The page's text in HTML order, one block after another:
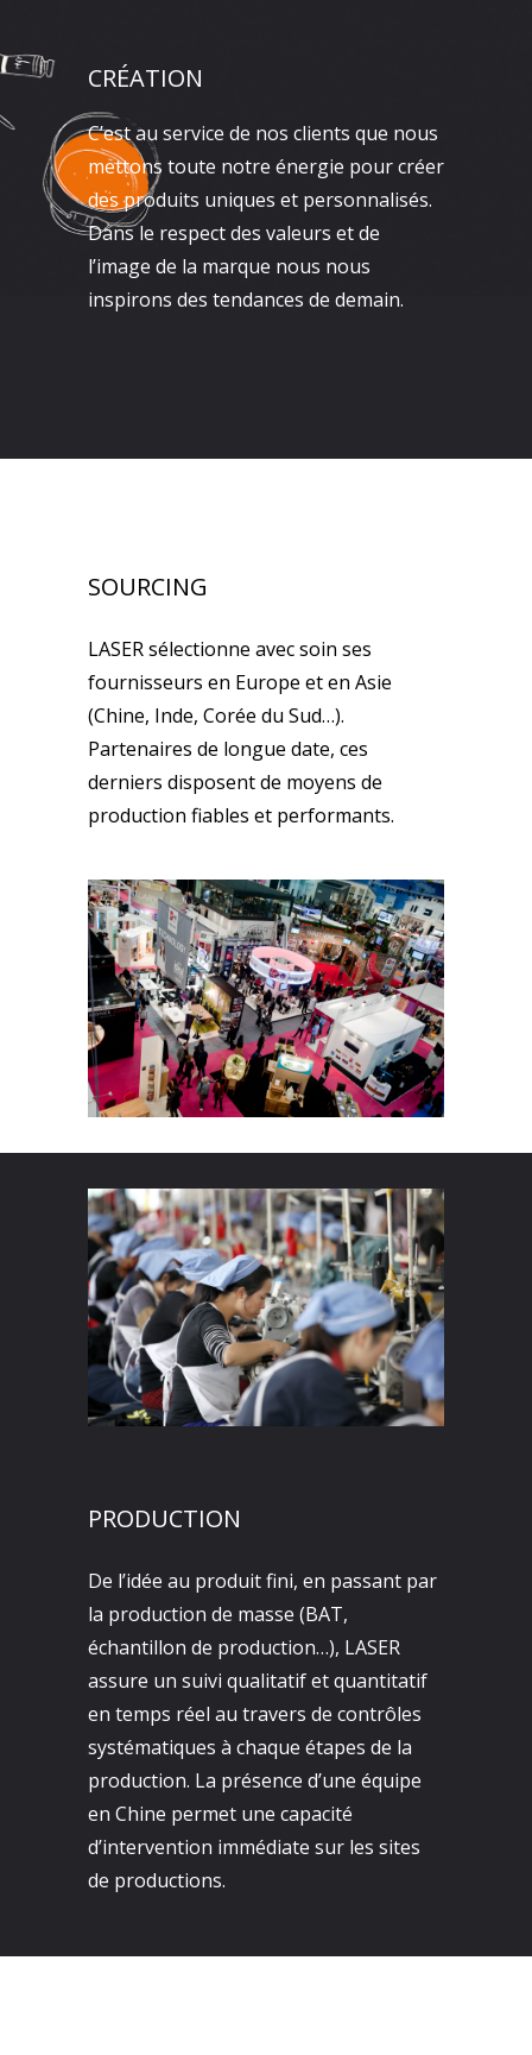
CRÉATION
C’est au service de nos clients que nous
mettons toute notre énergie pour créer
des produits uniques et personnalisés.
Dans le respect des valeurs et de
l’image de la marque nous nous
inspirons des tendances de demain.
SOURCING
LASER sélectionne avec soin ses
fournisseurs en Europe et en Asie
(Chine, Inde, Corée du Sud…).
Partenaires de longue date, ces
derniers disposent de moyens de
production fiables et performants.
PRODUCTION
De l’idée au produit fini, en passant par
la production de masse (BAT,
échantillon de production…), LASER
assure un suivi qualitatif et quantitatif
en temps réel au travers de contrôles
systématiques à chaque étapes de la
production. La présence d’une équipe
en Chine permet une capacité
d’intervention immédiate sur les sites
de productions.